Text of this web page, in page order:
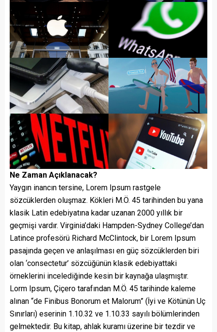
Ne Zaman Açıklanacak?
Yaygın inancın tersine, Lorem Ipsum rastgele
sözcüklerden oluşmaz. Kökleri M.Ö. 45 tarihinden bu yana
klasik Latin edebiyatına kadar uzanan 2000 yıllık bir
geçmişi vardır. Virginia’daki Hampden-Sydney College’dan
Latince profesörü Richard McClintock, bir Lorem Ipsum
pasajında geçen ve anlaşılması en güç sözcüklerden biri
olan ‘consectetur’ sözcüğünün klasik edebiyattaki
örneklerini incelediğinde kesin bir kaynağa ulaşmıştır.
Lorm Ipsum, Çiçero tarafından M.Ö. 45 tarihinde kaleme
alınan “de Finibus Bonorum et Malorum” (İyi ve Kötünün Uç
Sınırları) eserinin 1.10.32 ve 1.10.33 sayılı bölümlerinden
gelmektedir. Bu kitap, ahlak kuramı üzerine bir tezdir ve